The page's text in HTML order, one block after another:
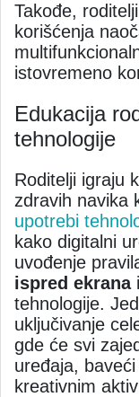
Takođe,
korišćenja
istovremeno
Edukacija
tehnologije
Roditelji igraju
zdravih navika
upotrebi
kako digitalni
uvođenje
ispred ekranai
tehnologije.
uključivanje
gde će svi
uređaja,
kreativnim